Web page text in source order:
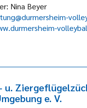
Nina Beyer
u.
e. V.